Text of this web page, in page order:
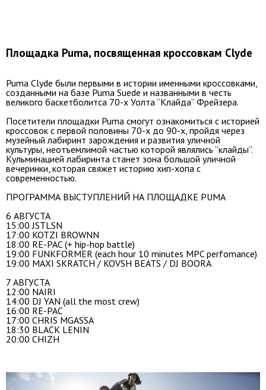
Площадка Puma, посвященная кроссовкам Clyde
Puma Clyde были первыми в истории именными кроссовками,
созданными на базе Puma Suede и названными в честь
великого баскетболитса 70-х Уолта “Клайда” Фрейзера.
Посетители площадки Puma смогут ознакомиться с историей
кроссовок с первой половины 70-х до 90-х, пройдя через
музейный лабиринт зарождения и развития уличной
культуры, неотъемлимой частью которой являлись “клайды”.
Кульминацией лабиринта станет зона большой уличной
вечеринки, которая свяжет историю хип-хопа с
современностью.
ПРОГРАММА ВЫСТУПЛЕНИЙ НА ПЛОЩАДКЕ PUMA
6 АВГУСТА
15:00 JSTLSN
17:00 KOTZI BROWNN
18:00 RE-PAC (+ hip-hop battle)
19:00 FUNKFORMER (each hour 10 minutes MPC perfomance)
19:00 MAXI SKRATCH / KOVSH BEATS / DJ BOORA
7 АВГУСТА
12:00 NAIRI
14:00 DJ YAN (all the most crew)
16:00 RE-PAC
17:00 CHRIS MGASSA
18:30 BLACK LENIN
20:00 CHIZH